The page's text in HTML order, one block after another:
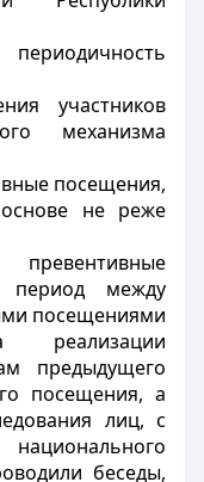
участников
механизма
посещения,
не реже
период между
посещениями
предыдущего
посещения, а
лиц, с
беседы,